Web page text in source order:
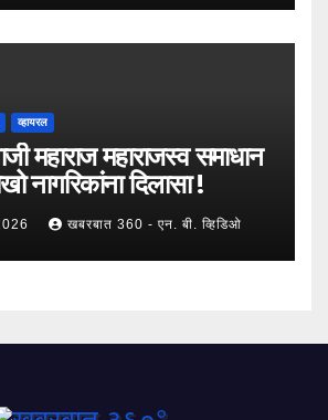
व्हायरल
महाराज महाराजस्व समाधान
नागरिकांना दिलासा !
खबरबात 360 - एन. बी. व्हिडिओ